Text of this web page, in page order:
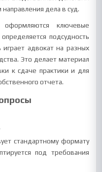
дела в суд.
ключевые
подсудность
адвокат на разных
Это делает материал
к сдаче практики и для
отчета.
стандартному формату
под требования